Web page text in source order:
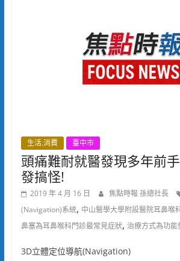
生活.消費 臺中市
頭痛難耐就醫發現多年前
發搞怪!
2019 年 4 月 16 日 焦點時報 孫總社長
(Navigation)系統, 中山醫學大學附設醫院耳鼻喉
鼻塞為耳鼻喉科門診最常見症狀, 治療方式為功
3D立體定位導航(Navigation)